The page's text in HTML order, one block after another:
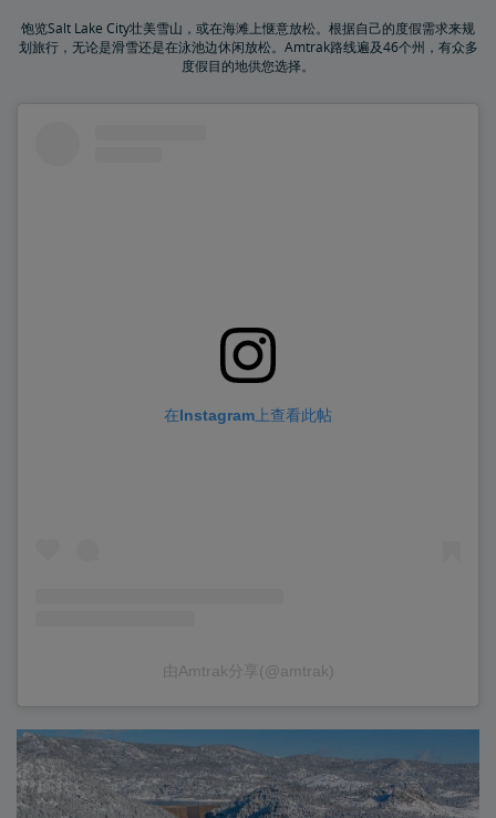
饱览Salt Lake City壮美雪山，或在海滩上惬意放松。根据自己的度假需求来规
划旅行，无论是滑雪还是在泳池边休闲放松。Amtrak路线遍及46个州，有众多
度假目的地供您选择。
在Instagram上查看此帖
由Amtrak分享(@amtrak)